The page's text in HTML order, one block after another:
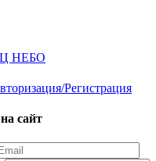
НЕБО
Регистрация
сайт